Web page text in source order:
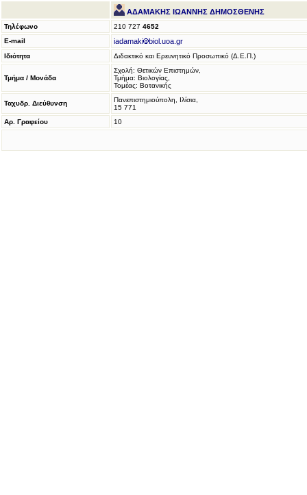
ΑΔΑΜΑΚΗΣ ΙΩΑΝΝΗΣ ΔΗΜΟΣΘΕΝΗΣ
Τηλέφωνο 210 727 4652
E-mail
iadamaki biol.uoa.gr
Ιδιότητα Διδακτικό και Ερευνητικό Προσωπικό (Δ.Ε.Π.)
Τμήμα / Μονάδα
Σχολή: Θετικών Επιστημών,
Τμήμα: Βιολογίας,
Τομέας: Βοτανικής
Ταχυδρ. Διεύθυνση
Πανεπιστημιούπολη, Ιλίσια,
15 771
Αρ. Γραφείου
10